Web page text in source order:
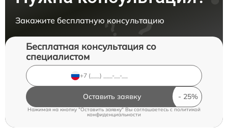
Закажите бесплатную консультацию
Бесплатная консультация со
специалистом
Оставить заявку
Нажимая на кнопку "Оставить заявку" Вы соглашаетесь cполитикой
конфиденциальности